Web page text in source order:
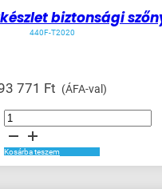
biztonsági
440F-T2020
771 Ft (ÁFA-val)
A-
T2020
szegélykészlet
biztonsági
szőnyeghez
Kosárba teszem